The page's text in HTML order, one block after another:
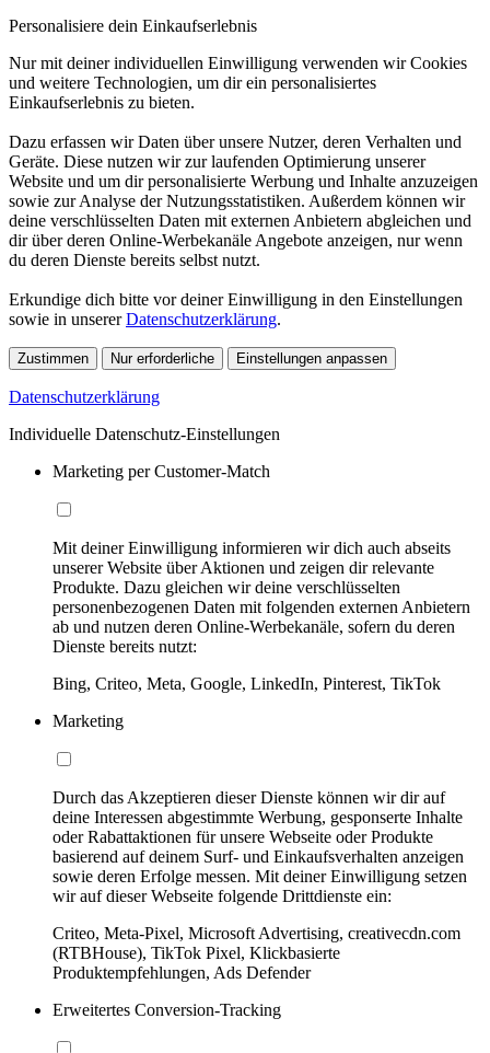
Personalisiere dein Einkaufserlebnis
Nur mit deiner individuellen Einwilligung verwenden wir Cookies
und weitere Technologien, um dir ein personalisiertes
Einkaufserlebnis zu bieten.
Dazu erfassen wir Daten über unsere Nutzer, deren Verhalten und
Geräte. Diese nutzen wir zur laufenden Optimierung unserer
Website und um dir personalisierte Werbung und Inhalte anzuzeigen
sowie zur Analyse der Nutzungsstatistiken. Außerdem können wir
deine verschlüsselten Daten mit externen Anbietern abgleichen und
dir über deren Online-Werbekanäle Angebote anzeigen, nur wenn
du deren Dienste bereits selbst nutzt.
Erkundige dich bitte vor deiner Einwilligung in den Einstellungen
sowie in unsererDatenschutzerklärung.
Zustimmen Nur erforderliche Einstellungen anpassen
Datenschutzerklärung
Individuelle Datenschutz-Einstellungen
Marketing per Customer-Match
Mit deiner Einwilligung informieren wir dich auch abseits
unserer Website über Aktionen und zeigen dir relevante
Produkte. Dazu gleichen wir deine verschlüsselten
personenbezogenen Daten mit folgenden externen Anbietern
ab und nutzen deren Online-Werbekanäle, sofern du deren
Dienste bereits nutzt:
Bing, Criteo, Meta, Google, LinkedIn, Pinterest, TikTok
Marketing
Durch das Akzeptieren dieser Dienste können wir dir auf
deine Interessen abgestimmte Werbung, gesponserte Inhalte
oder Rabattaktionen für unsere Webseite oder Produkte
basierend auf deinem Surf- und Einkaufsverhalten anzeigen
sowie deren Erfolge messen. Mit deiner Einwilligung setzen
wir auf dieser Webseite folgende Drittdienste ein:
Criteo, Meta-Pixel, Microsoft Advertising, creativecdn.com
(RTBHouse), TikTok Pixel, Klickbasierte
Produktempfehlungen, Ads Defender
Erweitertes Conversion-Tracking